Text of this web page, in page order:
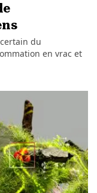
du
en vrac et